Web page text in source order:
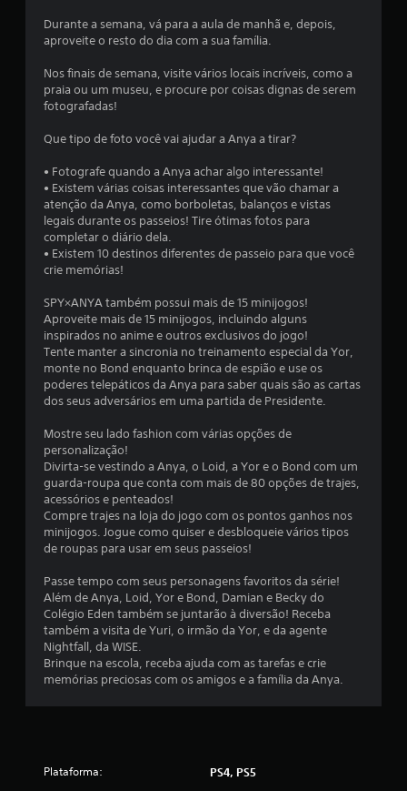
u
m
a
3
2
l
a
s
s
i
i
c
Durante a semana, vá para a aula de manhã e, depois,
aproveite o resto do dia com a sua família.
Nos finais de semana, visite vários locais incríveis, como a
praia ou um museu, e procure por coisas dignas de serem
fotografadas!
Que tipo de foto você vai ajudar a Anya a tirar?
• Fotografe quando a Anya achar algo interessante!
• Existem várias coisas interessantes que vão chamar a
atenção da Anya, como borboletas, balanços e vistas
legais durante os passeios! Tire ótimas fotos para
completar o diário dela.
• Existem 10 destinos diferentes de passeio para que você
crie memórias!
SPY×ANYA também possui mais de 15 minijogos!
Aproveite mais de 15 minijogos, incluindo alguns
inspirados no anime e outros exclusivos do jogo!
Tente manter a sincronia no treinamento especial da Yor,
monte no Bond enquanto brinca de espião e use os
poderes telepáticos da Anya para saber quais são as cartas
dos seus adversários em uma partida de Presidente.
Mostre seu lado fashion com várias opções de
personalização!
Divirta-se vestindo a Anya, o Loid, a Yor e o Bond com um
guarda-roupa que conta com mais de 80 opções de trajes,
acessórios e penteados!
Compre trajes na loja do jogo com os pontos ganhos nos
minijogos. Jogue como quiser e desbloqueie vários tipos
de roupas para usar em seus passeios!
Passe tempo com seus personagens favoritos da série!
Além de Anya, Loid, Yor e Bond, Damian e Becky do
Colégio Eden também se juntarão à diversão! Receba
também a visita de Yuri, o irmão da Yor, e da agente
Nightfall, da WISE.
Brinque na escola, receba ajuda com as tarefas e crie
memórias preciosas com os amigos e a família da Anya.
Plataforma: PS4, PS5